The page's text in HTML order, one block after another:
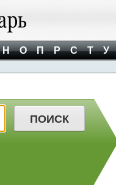
Н О П Р С Т У